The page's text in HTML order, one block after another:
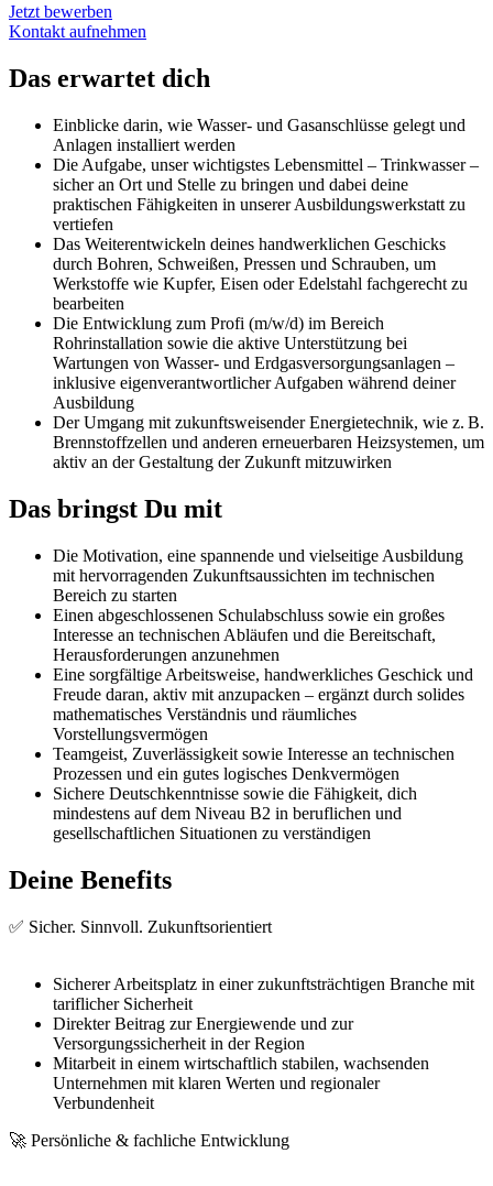
Jetzt bewerben
Kontakt aufnehmen
Das erwartet dich
Einblicke darin, wie Wasser- und Gasanschlüsse gelegt und
Anlagen installiert werden
Die Aufgabe, unser wichtigstes Lebensmittel – Trinkwasser –
sicher an Ort und Stelle zu bringen und dabei deine
praktischen Fähigkeiten in unserer Ausbildungswerkstatt zu
vertiefen
Das Weiterentwickeln deines handwerklichen Geschicks
durch Bohren, Schweißen, Pressen und Schrauben, um
Werkstoffe wie Kupfer, Eisen oder Edelstahl fachgerecht zu
bearbeiten
Die Entwicklung zum Profi (m/w/d) im Bereich
Rohrinstallation sowie die aktive Unterstützung bei
Wartungen von Wasser- und Erdgasversorgungsanlagen –
inklusive eigenverantwortlicher Aufgaben während deiner
Ausbildung
Der Umgang mit zukunftsweisender Energietechnik, wie z. B.
Brennstoffzellen und anderen erneuerbaren Heizsystemen, um
aktiv an der Gestaltung der Zukunft mitzuwirken
Das bringst Du mit
Die Motivation, eine spannende und vielseitige Ausbildung
mit hervorragenden Zukunftsaussichten im technischen
Bereich zu starten
Einen abgeschlossenen Schulabschluss sowie ein großes
Interesse an technischen Abläufen und die Bereitschaft,
Herausforderungen anzunehmen
Eine sorgfältige Arbeitsweise, handwerkliches Geschick und
Freude daran, aktiv mit anzupacken – ergänzt durch solides
mathematisches Verständnis und räumliches
Vorstellungsvermögen
Teamgeist, Zuverlässigkeit sowie Interesse an technischen
Prozessen und ein gutes logisches Denkvermögen
Sichere Deutschkenntnisse sowie die Fähigkeit, dich
mindestens auf dem Niveau B2 in beruflichen und
gesellschaftlichen Situationen zu verständigen
Deine Benefits
✅ Sicher. Sinnvoll. Zukunftsorientiert
Sicherer Arbeitsplatz in einer zukunftsträchtigen Branche mit
tariflicher Sicherheit
Direkter Beitrag zur Energiewende und zur
Versorgungssicherheit in der Region
Mitarbeit in einem wirtschaftlich stabilen, wachsenden
Unternehmen mit klaren Werten und regionaler
Verbundenheit
🚀 Persönliche & fachliche Entwicklung